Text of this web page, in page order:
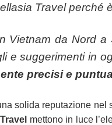
Travel perché
Vietnam da Nord
e suggerimenti in
precisi e
solida reputazione nel
mettono in luce